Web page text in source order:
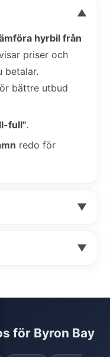
▼
hyrbil från
priser och
betalar.
bättre utbud
full".
redo för
▼
▼
för Byron Bay